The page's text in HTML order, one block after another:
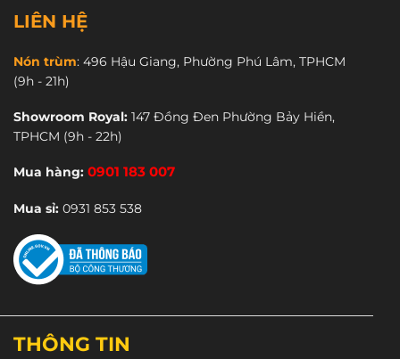
LIÊN HỆ
Nón trùm: 496 Hậu Giang, Phường Phú Lâm, TPHCM
(9h - 21h)
Showroom Royal: 147 Đồng Đen Phường Bảy Hiền,
TPHCM (9h - 22h)
Mua hàng: 0901 183 007
Mua sỉ: 0931 853 538
THÔNG TIN